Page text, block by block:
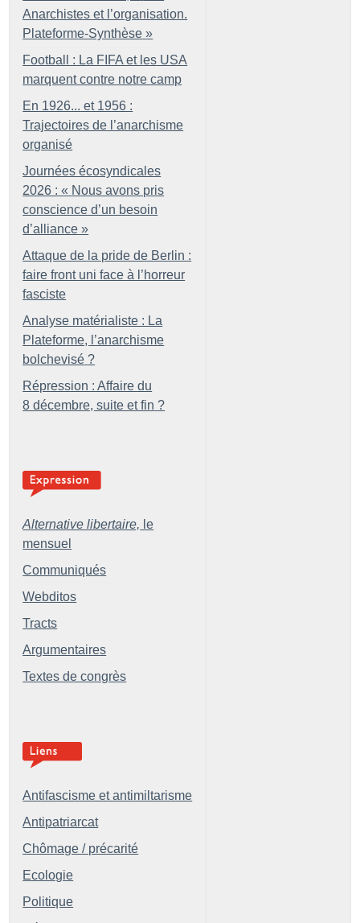
Anarchistes et l’organisation.
Plateforme-Synthèse »
Football : La FIFA et les USA
marquent contre notre camp
En 1926... et 1956 :
Trajectoires de l’anarchisme
organisé
Journées écosyndicales
2026 : « Nous avons pris
conscience d’un besoin
d’alliance »
Attaque de la pride de Berlin :
faire front uni face à l’horreur
fasciste
Analyse matérialiste : La
Plateforme, l’anarchisme
bolchevisé ?
Répression : Affaire du
8 décembre, suite et fin ?
Alternative libertaire, le
mensuel
Communiqués
Webditos
Tracts
Argumentaires
Textes de congrès
Antifascisme et antimiltarisme
Antipatriarcat
Chômage / précarité
Ecologie
Politique